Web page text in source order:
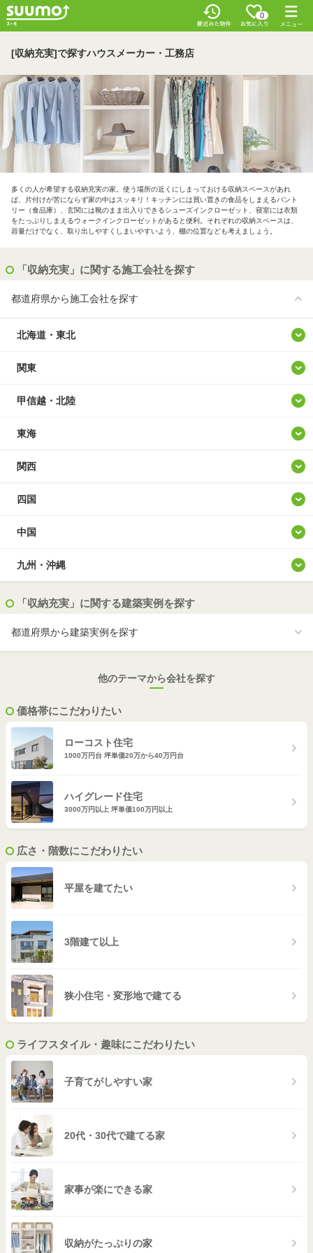
0
[収納充実]で探すハウスメーカー・工務店
多くの人が希望する収納充実の家。使う場所の近くにしまっておける収納スペースがあれ
ば、片付けが苦にならず家の中はスッキリ！キッチンには買い置きの食品をしまえるパント
リー（食品庫）、玄関には靴のまま出入りできるシューズインクローゼット、寝室には衣類
をたっぷりしまえるウォークインクローゼットがあると便利。それぞれの収納スペースは、
容量だけでなく、取り出しやすくしまいやすいよう、棚の位置なども考えましょう。
「収納充実」に関する施工会社を探す
都道府県から施工会社を探す
北海道・東北
北海道
青森
岩手
宮城
秋田
山形
福島
関東
東京
神奈川
埼玉
千葉
茨城
群馬
甲信越・北陸
山梨
新潟
長野
富山
石川
東海
愛知
岐阜
静岡
三重
関西
大阪
兵庫
京都
奈良
四国
徳島
香川
愛媛
高知
中国
鳥取
島根
岡山
九州・沖縄
福岡
佐賀
大分
宮崎
鹿児島
沖縄
「収納充実」に関する建築実例を探す
都道府県から建築実例を探す
他のテーマから会社を探す
価格帯にこだわりたい
ローコスト住宅
1000万円台 坪単価20万から40万円台
ハイグレード住宅
3000万円以上 坪単価100万円以上
広さ・階数にこだわりたい
平屋を建てたい
3階建て以上
狭小住宅・変形地で建てる
ライフスタイル・趣味にこだわりたい
子育てがしやすい家
20代・30代で建てる家
家事が楽にできる家
収納がたっぷりの家